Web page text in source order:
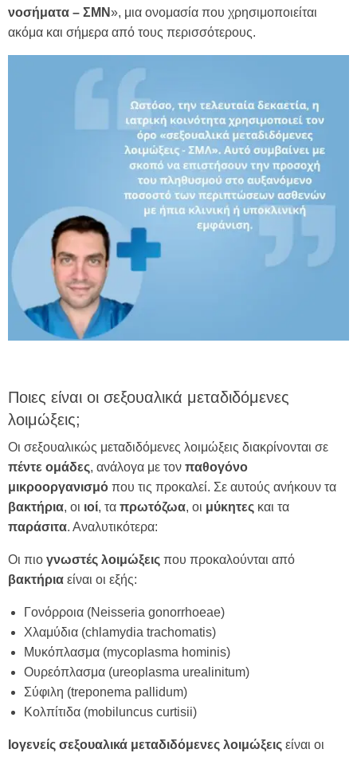
νοσήματα – ΣΜΝ», μια ονομασία που χρησιμοποιείται
ακόμα και σήμερα από τους περισσότερους.
Ποιες είναι οι σεξουαλικά μεταδιδόμενες
λοιμώξεις;
Οι σεξουαλικώς μεταδιδόμενες λοιμώξεις διακρίνονται σε
πέντε ομάδες, ανάλογα με τον παθογόνο
μικροοργανισμό που τις προκαλεί. Σε αυτούς ανήκουν τα
βακτήρια, οι ιοί, τα πρωτόζωα, οι μύκητες και τα
παράσιτα. Αναλυτικότερα:
Οι πιο γνωστές λοιμώξεις που προκαλούνται από
βακτήρια είναι οι εξής:
Γονόρροια (Neisseria gonorrhoeae)
Χλαμύδια (chlamydia trachomatis)
Μυκόπλασμα (mycoplasma hominis)
Ουρεόπλασμα (ureoplasma urealinitum)
Σύφιλη (treponema pallidum)
Κολπίτιδα (mobiluncus curtisii)
Ιογενείς σεξουαλικά μεταδιδόμενες λοιμώξεις είναι οι